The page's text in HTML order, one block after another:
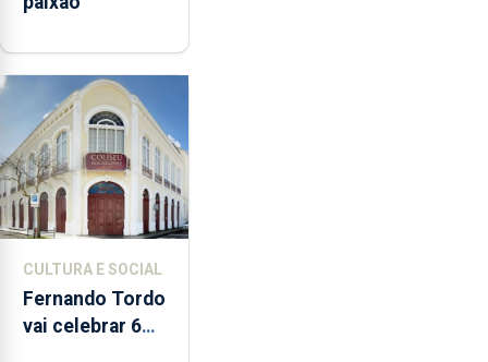
CULTURA E SOCIAL
Fernando Tordo
vai celebrar 60